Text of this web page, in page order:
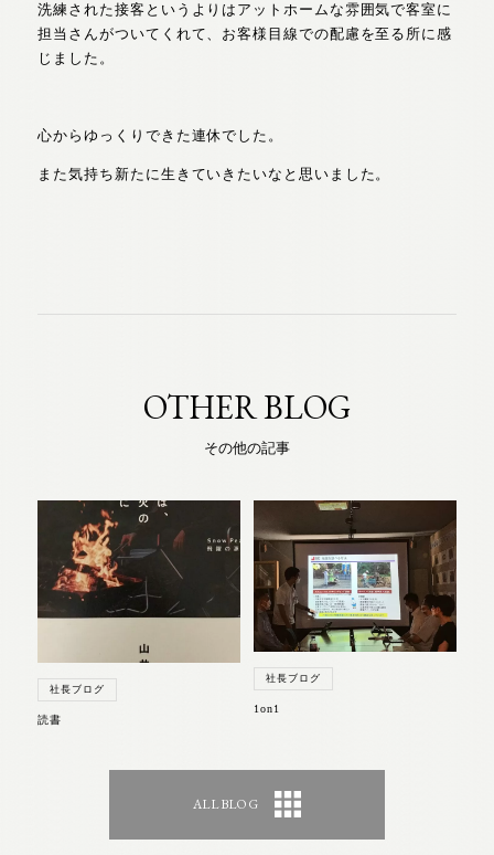
洗練された接客というよりはアットホームな雰囲気で客室に
担当さんがついてくれて、お客様目線での配慮を至る所に感
じました。
心からゆっくりできた連休でした。
また気持ち新たに生きていきたいなと思いました。
OTHER BLOG
その他の記事
社長ブログ
読書
社長ブログ
1on1
ALL BLOG